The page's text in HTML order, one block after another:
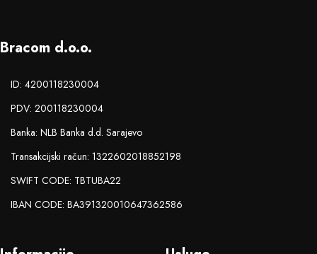
Bracom d.o.o.
ID: 4200118230004
PDV: 200118230004
Banka: NLB Banka d.d. Sarajevo
Transakcijski račun: 1322602018852198
SWIFT CODE: TBTUBA22
IBAN CODE: BA391320010647362586